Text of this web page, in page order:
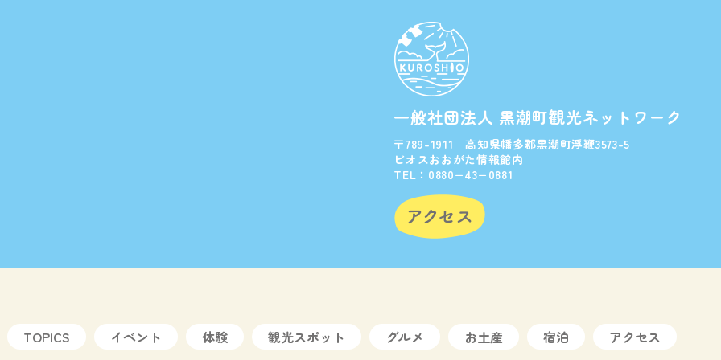
一般社団法人 黒潮町観光ネットワーク
〒789-1911 高知県幡多郡黒潮町浮鞭3573-5
ビオスおおがた情報館内
TEL：0880−43−0881
TOPICS イベント 体験 観光スポット グルメ お土産 宿泊 アクセス